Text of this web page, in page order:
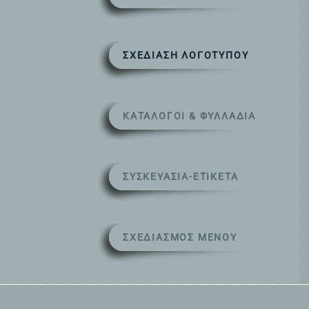
ΣΧΕΔΊΑΣΗ ΛΟΓΌΤΥΠΟΥ
ΚΑΤΆΛΟΓΟΙ & ΦΥΛΛΆΔΊΑ
ΣΥΣΚΕΥΑΣΊΑ-ΕΤΙΚΈΤΑ
ΣΧΕΔΙΑΣΜΌΣ ΜΕΝΟΎ